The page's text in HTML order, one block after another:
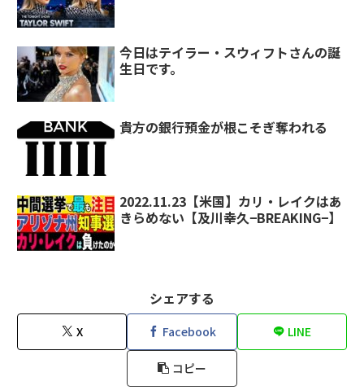
今日はテイラー・スウィフトさんの誕
生日です。
貴方の銀行預金が根こそぎ奪われる
2022.11.23【米国】カリ・レイクはあ
きらめない【及川幸久−BREAKING−】
シェアする
X Facebook LINE
コピー